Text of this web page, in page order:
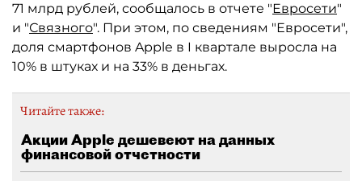
71 млрд рублей, сообщалось в отчете "Евросети"
и "Связного". При этом, по сведениям "Евросети",
доля смартфонов Apple в I квартале выросла на
10% в штуках и на 33% в деньгах.
Читайте также:
Акции Apple дешевеют на данных
финансовой отчетности